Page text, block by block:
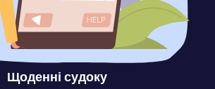
Щоденні судоку